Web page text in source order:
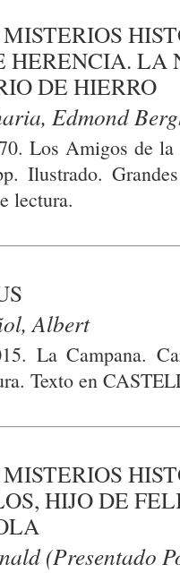
HERENCIA. LA
DE HIERRO
Edmond
Los Amigos de
Ilustrado.
lectura.
Albert
La Campana.
Texto en
HIJO DE
(Presentado